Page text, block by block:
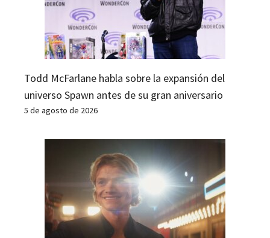
Todd McFarlane habla sobre la expansión del
universo Spawn antes de su gran aniversario
5 de agosto de 2026